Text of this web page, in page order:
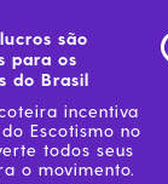
são
para os
do Brasil
incentiva
Escotismo no
todos seus
o movimento.